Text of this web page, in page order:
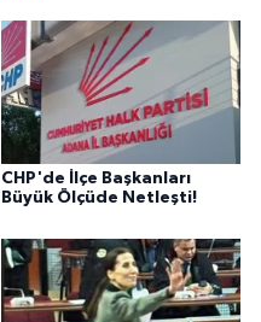
CHP'de İlçe Başkanları
Büyük Ölçüde Netleşti!